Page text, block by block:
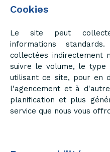
Cookies
Le site peut
informations
collectées indirectement
suivre le volume, le
utilisant ce site, pour en
l'agencement et à
planification et plus
service que nous vous